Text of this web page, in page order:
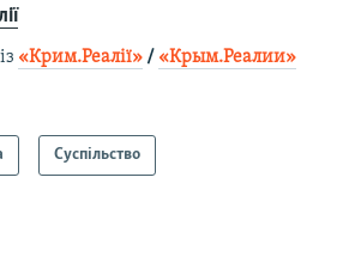
«Крим.Реалії» / «Крым.Реалии»
Суспільство